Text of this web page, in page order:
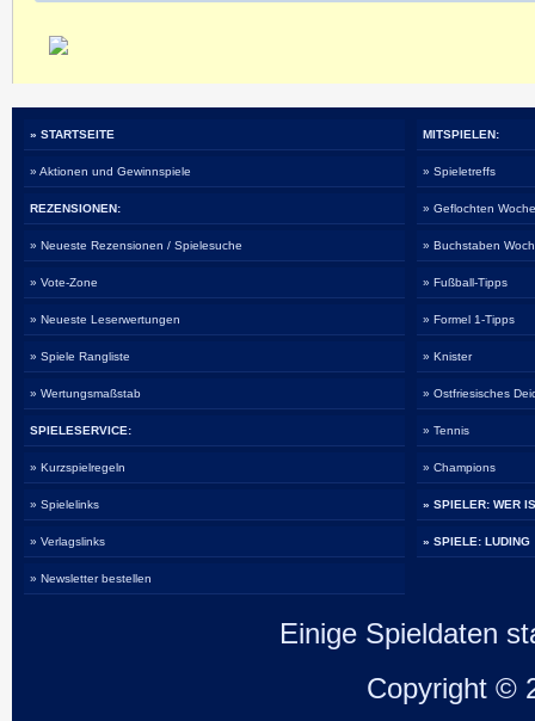
» STARTSEITE
» Aktionen und Gewinnspiele
REZENSIONEN:
» Neueste Rezensionen / Spielesuche
» Vote-Zone
» Neueste Leserwertungen
» Spiele Rangliste
» Wertungsmaßstab
SPIELESERVICE:
» Kurzspielregeln
» Spielelinks
» Verlagslinks
» Newsletter bestellen
MITSPIELEN:
» Spieletreffs
» Geflochten
» Buchstaben
» Fußball-Tipps
» Formel 1-Tipps
» Knister
» Ostfriesisches
» Tennis
» Champions
» SPIELER: WER
» SPIELE: LUDING
Einige Spieldaten
Copyright ©